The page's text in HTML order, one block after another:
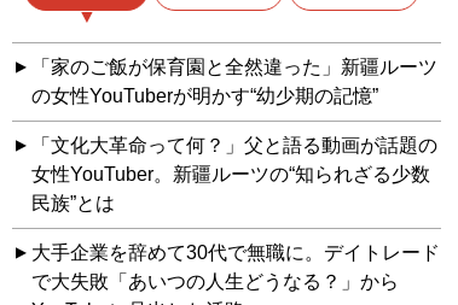
「家のご飯が保育園と全然違った」新疆ルーツ
の女性YouTuberが明かす“幼少期の記憶”
「文化大革命って何？」父と語る動画が話題の
女性YouTuber。新疆ルーツの“知られざる少数
民族”とは
大手企業を辞めて30代で無職に。デイトレード
で大失敗「あいつの人生どうなる？」から